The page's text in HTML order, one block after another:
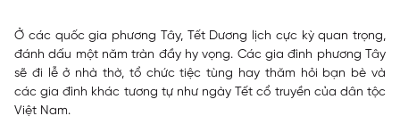
Ở các quốc gia phương Tây, Tết Dương lịch cực kỳ quan trọng,
đánh dấu một năm tràn đầy hy vọng. Các gia đình phương Tây
sẽ đi lễ ở nhà thờ, tổ chức tiệc tùng hay thăm hỏi bạn bè và
các gia đình khác tương tự như ngày Tết cổ truyền của dân tộc
Việt Nam.